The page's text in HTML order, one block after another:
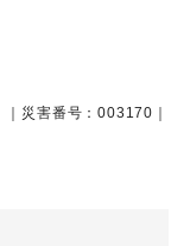
｜災害番号：003170｜